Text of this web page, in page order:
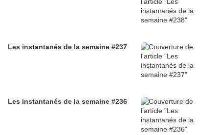
Les instantanés de la semaine #237
Les instantanés de la semaine #236